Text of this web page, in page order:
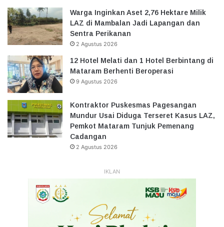
Warga Inginkan Aset 2,76 Hektare Milik
LAZ di Mambalan Jadi Lapangan dan
Sentra Perikanan
2 Agustus 2026
12 Hotel Melati dan 1 Hotel Berbintang di
Mataram Berhenti Beroperasi
9 Agustus 2026
Kontraktor Puskesmas Pagesangan
Mundur Usai Diduga Terseret Kasus LAZ,
Pemkot Mataram Tunjuk Pemenang
Cadangan
2 Agustus 2026
IKLAN